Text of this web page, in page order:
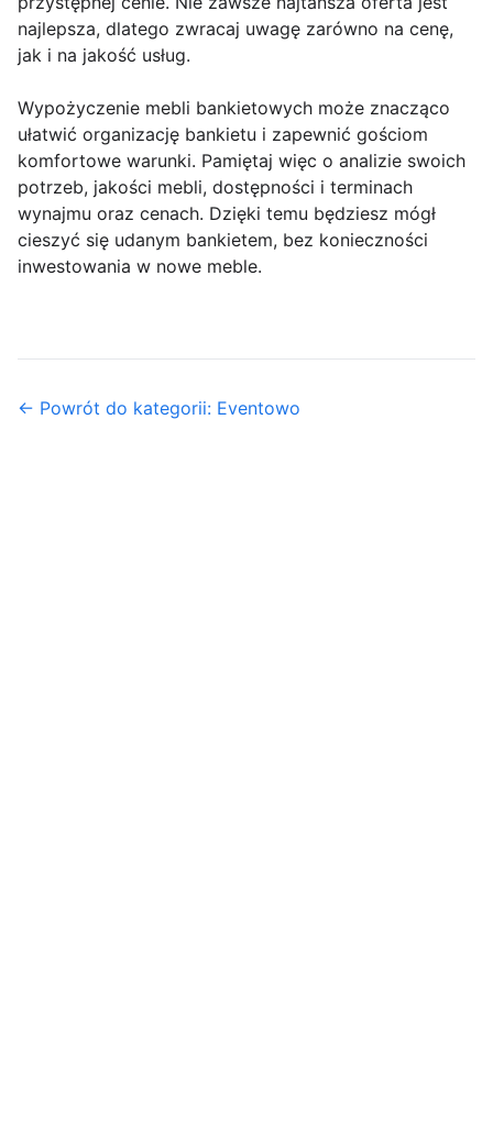
najlepsza, dlatego zwracaj uwagę zarówno na cenę,
jak i na jakość usług.
Wypożyczenie mebli bankietowych może znacząco
ułatwić organizację bankietu i zapewnić gościom
komfortowe warunki. Pamiętaj więc o analizie swoich
potrzeb, jakości mebli, dostępności i terminach
wynajmu oraz cenach. Dzięki temu będziesz mógł
cieszyć się udanym bankietem, bez konieczności
inwestowania w nowe meble.
← Powrót do kategorii: Eventowo